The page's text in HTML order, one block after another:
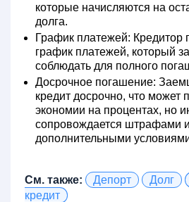
которые начисляются на
долга.
График платежей: Кредитор
график платежей, который
соблюдать для полного
Досрочное погашение:
кредит досрочно, что может
экономии на процентах, но
сопровождается штрафами
дополнительными
См. также: Депорт Долг
кредит